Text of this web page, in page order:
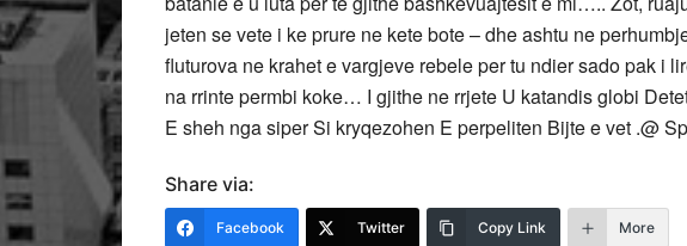
jeten se vete i ke prure ne kete bote – dhe ashtu ne
fluturova ne krahet e vargjeve rebele per tu ndier sado pak i
na rrinte permbi koke… I gjithe ne rrjete U katandis globi
E sheh nga siper Si kryqezohen E perpeliten Bijte e vet .@
Share via:
Facebook Twitter Copy Link More